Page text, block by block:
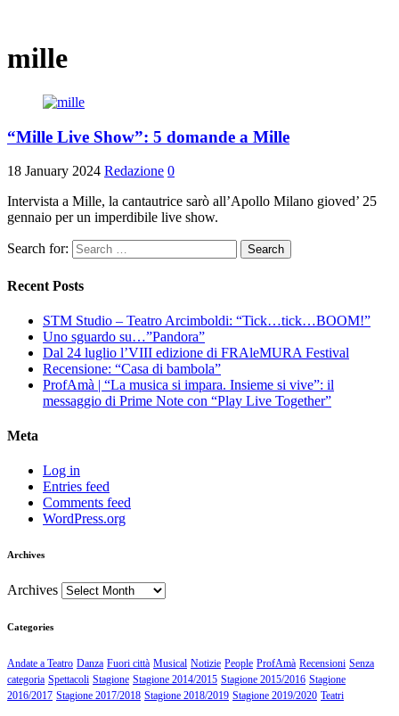
mille
“Mille Live Show”: 5 domande a Mille
18 January 2024 Redazione 0
Intervista a Mille, la cantautrice sarò all’Apollo Milano gioved’ 25
gennaio per un imperdibile live show.
Search for:
Recent Posts
STM Studio – Teatro Arcimboldi: “Tick…tick…BOOM!”
Uno sguardo su…”Pandora”
Dal 24 luglio l’VIII edizione di FRAleMURA Festival
Recensione: “Casa di bambola”
ProfAmà | “La musica si impara. Insieme si vive”: il
messaggio di Prime Note con “Play Live Together”
Meta
Log in
Entries feed
Comments feed
WordPress.org
Archives
Archives
Categories
Andate a Teatro Danza Fuori città Musical Notizie People ProfAmà Recensioni Senza
categoria Spettacoli Stagione Stagione 2014/2015 Stagione 2015/2016 Stagione
2016/2017 Stagione 2017/2018 Stagione 2018/2019 Stagione 2019/2020 Teatri